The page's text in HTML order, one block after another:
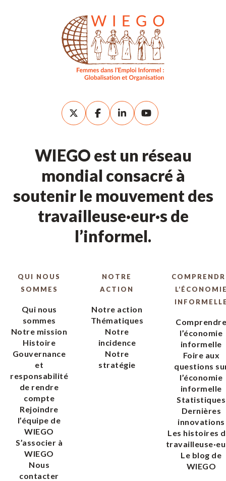
WIEGO est un réseau
mondial consacré à
soutenir le mouvement des
travailleuse·eur·s de
l’informel.
QUI NOUS
SOMMES
Qui nous
sommes
Notre mission
Histoire
Gouvernance
et
responsabilité
de rendre
compte
Rejoindre
l’équipe de
WIEGO
S’associer à
WIEGO
Nous
contacter
NOTRE
ACTION
Notre action
Thématiques
Notre
incidence
Notre
stratégie
l’économie
informelle
Foire aux
questions
l’économie
informelle
Statistiques
Dernières
innovations
Les histoires
Le blog de
WIEGO